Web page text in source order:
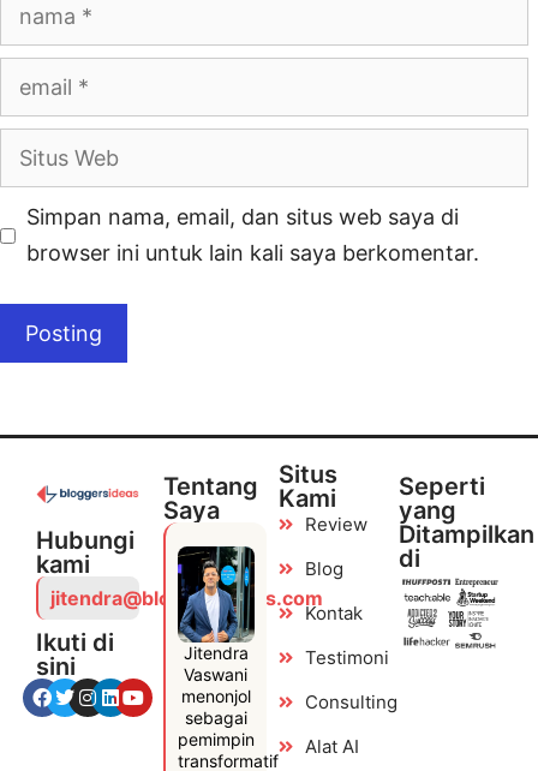
Simpan nama, email, dan situs web saya di
browser ini untuk lain kali saya berkomentar.
Hubungi
kami
jitendra@bloggersideas.com
Ikuti di
sini
Tentang
Saya
Jitendra
Vaswani
menonjol
sebagai
pemimpin
transformatif
Situs
Kami
Review
Blog
Kontak
Testimoni
Consulting
Alat AI
Seperti
yang
Ditampilkan
di